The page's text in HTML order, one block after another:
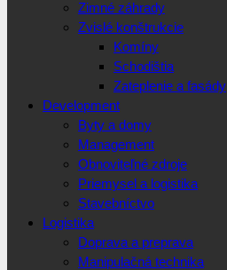
Zimné záhrady
Zvislé konštrukcie
Komíny
Schodištia
Zateplenie a fasády
Development
Byty a domy
Management
Obnoviteľné zdroje
Priemysel a logistika
Stavebníctvo
Logistika
Doprava a preprava
Manipulačná technika